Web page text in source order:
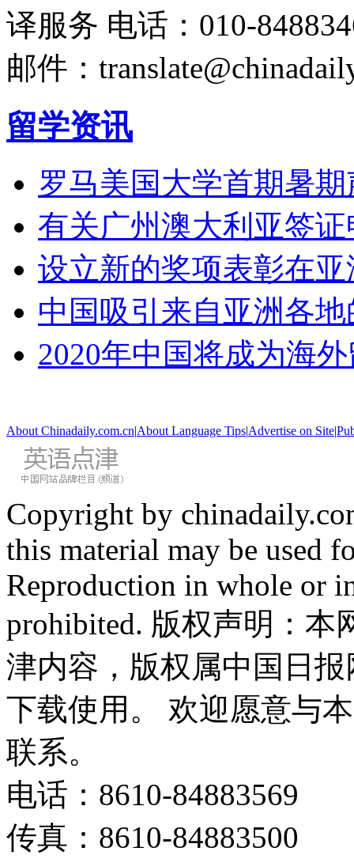
译服务 电话：010-
邮件：
留学资讯
罗马美国大学首期暑
有关广州澳大利亚签
设立新的奖项表彰在
中国吸引来自亚洲各
2020年中国将成为海
About Chinadaily.com.cn|About Language Tips|Advertise on Site|
Copyright by
this material may be used
Reproduction in whole or
prohibited. 版权声明：
津内容，版权属中国日
下载使用。 欢迎愿意与
联系。
电话：8610-84883569
传真：8610-84883500